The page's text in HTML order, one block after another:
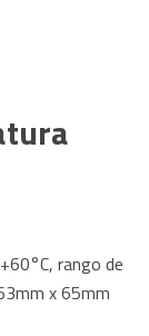
rango de
x 65mm